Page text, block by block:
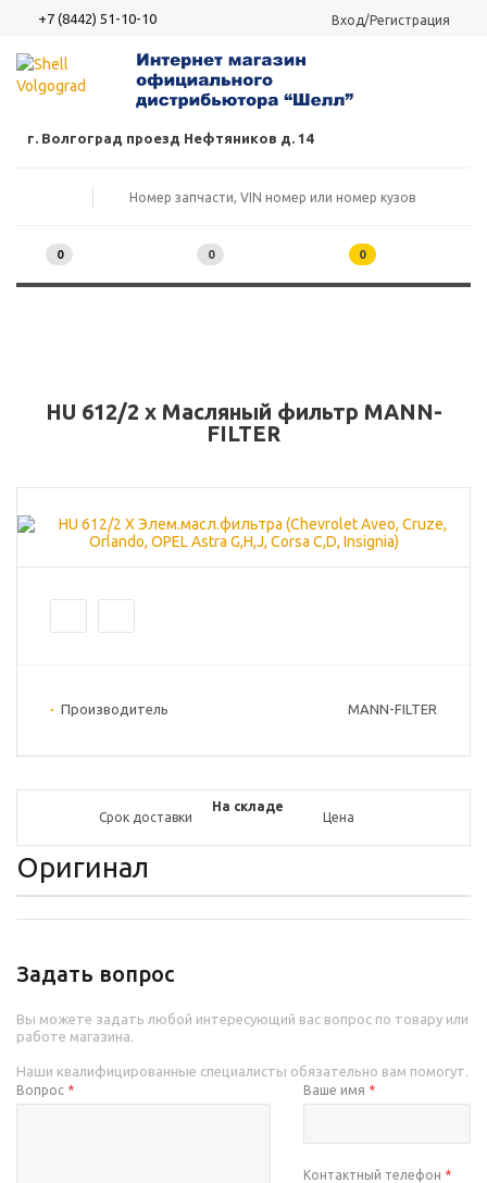
+7 (8442) 51-10-10 Вход/Регистрация
г. Волгоград проезд Нефтяников д. 14
0 0 0
HU 612/2 x Масляный фильтр MANN-
FILTER
Производитель MANN-FILTER
Срок доставки
На складе
Цена
Оригинал
Задать вопрос
Вы можете задать любой интересующий вас вопрос по товару или
работе магазина.
Наши квалифицированные специалисты обязательно вам помогут.
Вопрос * Ваше имя *
Контактный телефон *